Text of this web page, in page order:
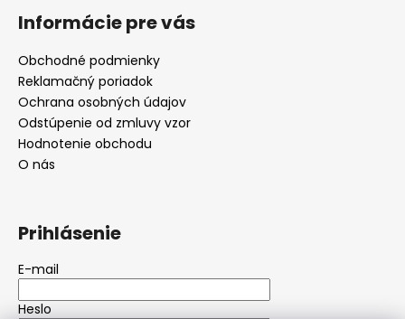
Informácie pre vás
Obchodné podmienky
Reklamačný poriadok
Ochrana osobných údajov
Odstúpenie od zmluvy vzor
Hodnotenie obchodu
O nás
Prihlásenie
E-mail
Heslo